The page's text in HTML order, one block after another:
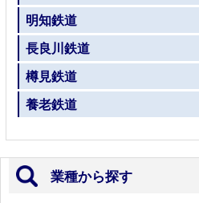
明知鉄道
長良川鉄道
樽見鉄道
養老鉄道
業種から探す